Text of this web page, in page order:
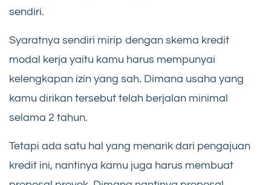
sendiri.
Syaratnya sendiri mirip dengan skema kredit
modal kerja yaitu kamu harus mempunyai
kelengkapan izin yang sah. Dimana usaha yang
kamu dirikan tersebut telah berjalan minimal
selama 2 tahun.
Tetapi ada satu hal yang menarik dari pengajuan
kredit ini, nantinya kamu juga harus membuat